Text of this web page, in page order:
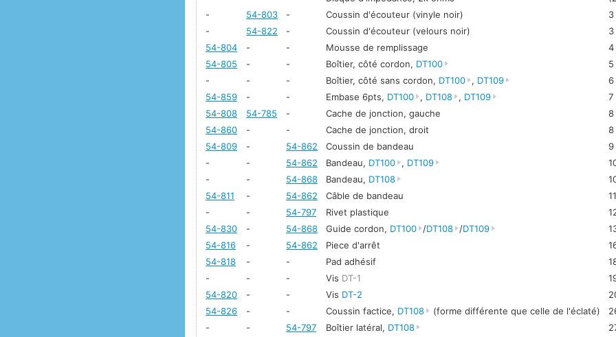
-
54-803 - Coussin d'écouteur (vinyle noir)
3
-
54-822 - Coussin d'écouteur (velours noir)
3
54-804
- - Mousse de remplissage
4
54-805
- - Boîtier, côté cordon, DT100
5
-
- - Boîtier, côté sans cordon, DT100 , DT109
6
54-859
- - Embase 6pts, DT100 , DT108 , DT109
7
54-808
54-785 - Cache de jonction, gauche
8
54-860
- - Cache de jonction, droit
8
54-809
- 54-862 Coussin de bandeau
9
-
- 54-862 Bandeau, DT100 , DT109
-
- 54-868 Bandeau, DT108
54-811
- 54-862 Câble de bandeau
11
-
- 54-797 Rivet plastique
54-830
- 54-868 Guide cordon, DT100 /DT108 /DT109
54-816
- 54-862 Piece d'arrêt
54-818
- - Pad adhésif
-
- - Vis DT-1
54-820
- - Vis DT-2
54-826
- - Coussin factice, DT108 (forme différente que celle de l'éclaté)
-
- 54-797 Boîtier latéral, DT108